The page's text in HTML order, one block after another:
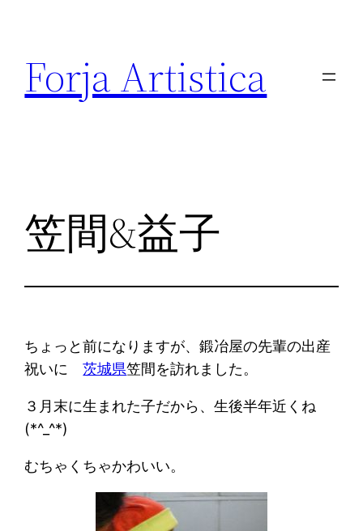
Forja Artistica
笠間&益子
ちょっと前になりますが、鍛冶屋の先輩の出産
祝いに茨城県笠間を訪れました。
３月末に生まれた子だから、生後半年近くね
(*^_^*)
むちゃくちゃかわいい。